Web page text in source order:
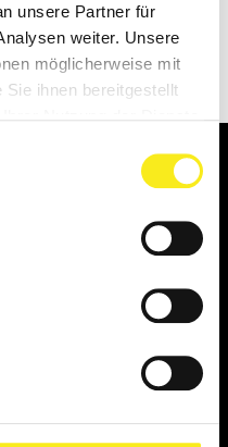
unsere Partner für
weiter. Unsere
möglicherweise mit
ihnen bereitgestellt
W/D), CELLE